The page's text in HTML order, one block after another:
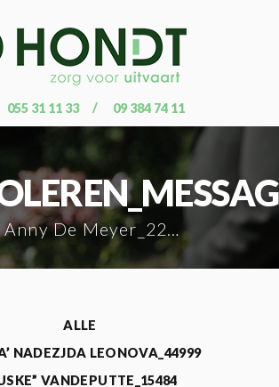
055 31 11 33 09 384 74 11
Anny De Meyer_22816
ALLE
NADEZJDA LEONOVA_44999
VANDEPUTTE_15484